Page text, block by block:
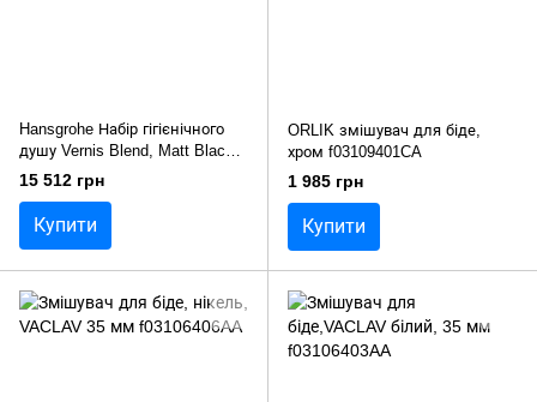
Hansgrohe Набір гігієнічного
душу Vernis Blend, Matt Black
20230005
15 512 грн
Купити
ORLIK змішувач для біде,
хром f03109401CA
1 985 грн
Купити